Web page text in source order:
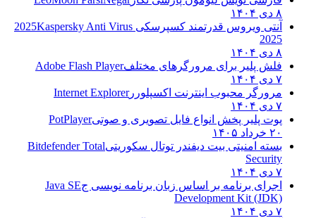
۸ دی ۱۴۰۴
آنتی ویروس قدرتمند کسپرسکی 2025 Kaspersky Anti Virus
2025
۸ دی ۱۴۰۴
فلش پلیر برای مرورگرهای مختلفAdobe Flash Player
۷ دی ۱۴۰۴
مرورگر محبوب اینترنت اکسپلوررInternet Explorer
۷ دی ۱۴۰۴
پوت پلیر پخش انواع فایل تصویری و صوتیPotPlayer
۲۰ خرداد ۱۴۰۵
بسته امنیتی بیت دیفندر توتال سکوریتیBitdefender Total
Security
۷ دی ۱۴۰۴
اجرای برنامه بر اساس زبان برنامه نویسی جJava SE
Development Kit (JDK)
۷ دی ۱۴۰۴